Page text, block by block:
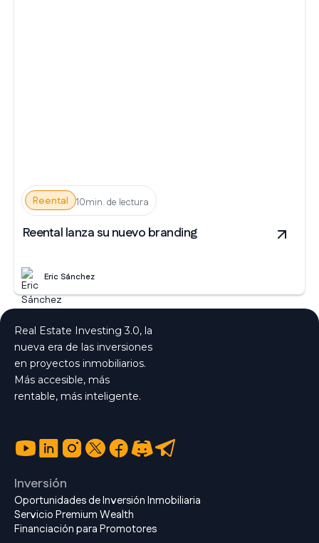
Reental 10min. de lectura
Reental lanza su nuevo branding
Eric Sánchez
Real Estate Investing 3.0, la
nueva era de las inversiones
en proyectos inmobiliarios.
Más accesible, más
rentable, más inteligente.
Inversión
Oportunidades de Inversión Inmobiliaria
Servicio Premium Wealth
Financiación para Promotores